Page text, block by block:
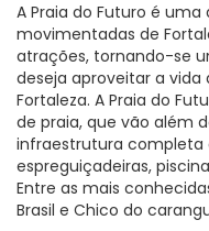
A Praia do Futuro é
movimentadas de
atrações, tornando-se
deseja aproveitar a
Fortaleza. A Praia do
de praia, que vão além
infraestrutura completa
espreguiçadeiras,
Entre as mais
Brasil e Chico do